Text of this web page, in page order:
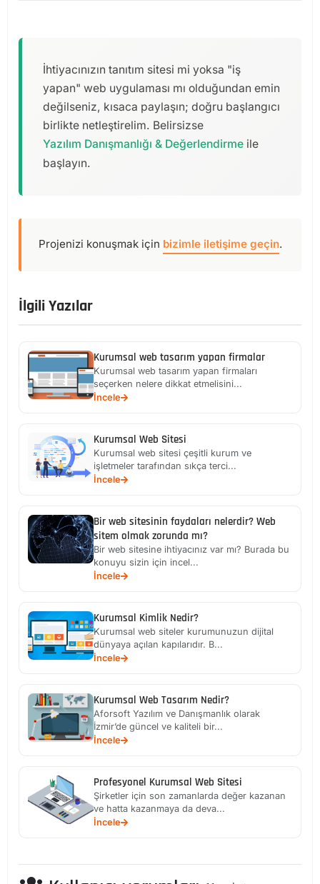
gereksiz maliyete sokmadan en sağlam sonuca
çalışıyoruz. Görüşmeleri çevrimiçi yürütür, süreci
İhtiyacınızın tanıtım sitesi mi yoksa "iş
yapan" web uygulaması mı olduğundan emin
değilseniz, kısaca paylaşın; doğru başlangıcı
birlikte netleştirelim. Belirsizse
Yazılım Danışmanlığı & Değerlendirmeile
başlayın.
Projenizi konuşmak için bizimle iletişime geçin.
İlgili Yazılar
Kurumsal web tasarım yapan firmalar
Kurumsal web tasarım yapan firmaları
seçerken nelere dikkat etmelisini...
İncele
Kurumsal Web Sitesi
Kurumsal web sitesi çeşitli kurum ve
işletmeler tarafından sıkça terci...
İncele
Bir web sitesinin faydaları nelerdir? Web
sitem olmak zorunda mı?
Bir web sitesine ihtiyacınız var mı? Burada bu
konuyu sizin için incel...
İncele
Kurumsal Kimlik Nedir?
Kurumsal web siteler kurumunuzun dijital
dünyaya açılan kapılarıdır. B...
İncele
Kurumsal Web Tasarım Nedir?
Aforsoft Yazılım ve Danışmanlık olarak
İzmir’de güncel ve kaliteli bir...
İncele
Profesyonel Kurumsal Web Sitesi
Şirketler için son zamanlarda değer kazanan
ve hatta kazanmaya da deva...
İncele